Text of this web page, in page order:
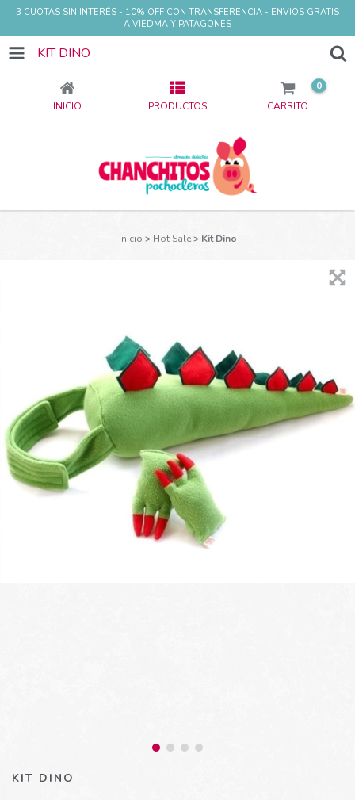
3 CUOTAS SIN INTERÉS - 10% OFF CON TRANSFERENCIA - ENVIOS GRATIS
A VIEDMA Y PATAGONES
KIT DINO
INICIO PRODUCTOS CARRITO
0
Inicio > Hot Sale > Kit Dino
KIT DINO